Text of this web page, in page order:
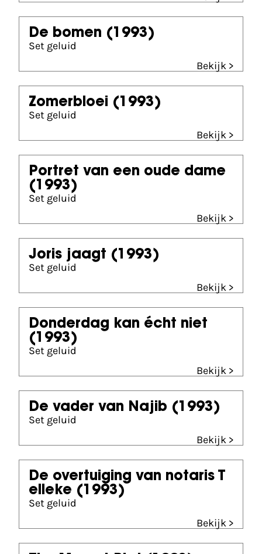
De bomen (1993)
Set geluid
Bekijk >
Zomerbloei (1993)
Set geluid
Bekijk >
Portret van een oude dame
(1993)
Set geluid
Bekijk >
Joris jaagt (1993)
Set geluid
Bekijk >
Donderdag kan écht niet
(1993)
Set geluid
Bekijk >
De vader van Najib (1993)
Set geluid
Bekijk >
De overtuiging van notaris T
elleke (1993)
Set geluid
Bekijk >